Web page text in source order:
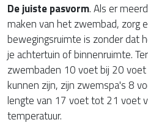
De juiste pasvorm. Als er
maken van het zwembad, zorg
bewegingsruimte is zonder dat
je achtertuin of binnenruimte.
zwembaden 10 voet bij 20
kunnen zijn, zijn zwemspa's 8
lengte van 17 voet tot 21 voet
temperatuur.